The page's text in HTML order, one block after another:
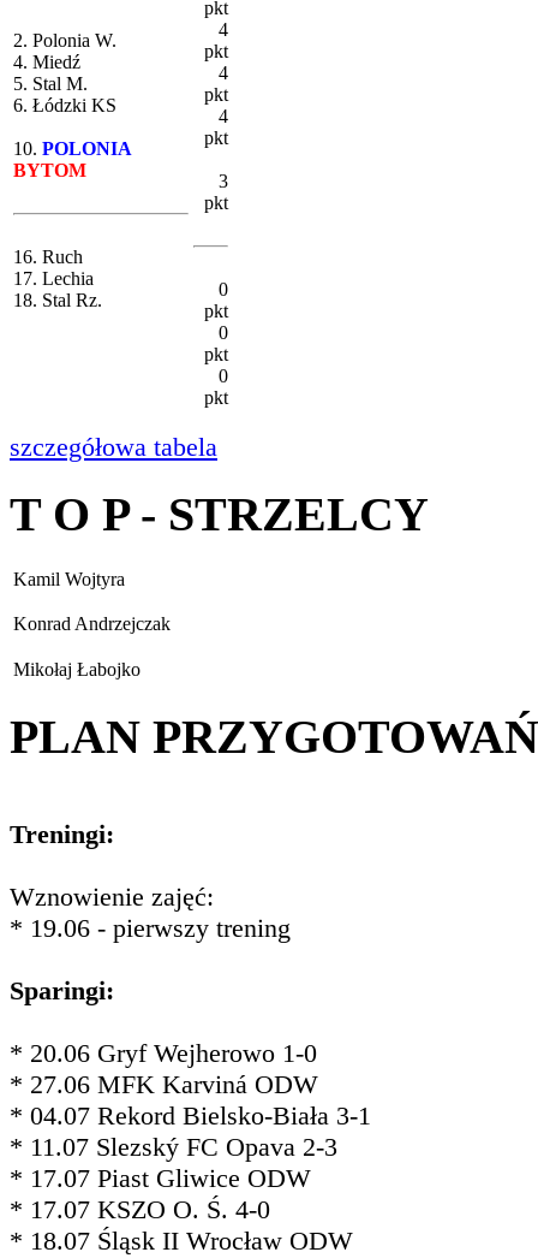
2. Polonia W.
4. Miedź
5. Stal M.
6. Łódzki KS
10. POLONIA
BYTOM
16. Ruch
17. Lechia
18. Stal Rz.
pkt
4
pkt
4
pkt
4
pkt
3
pkt
0
pkt
0
pkt
0
pkt
szczegółowa tabela
T O P - STRZELCY
Kamil Wojtyra
Konrad Andrzejczak
Mikołaj Łabojko
PLAN PRZYGOTOWAŃ
Treningi:
Wznowienie zajęć:
* 19.06 - pierwszy trening
Sparingi:
* 20.06 Gryf Wejherowo 1-0
* 27.06 MFK Karviná ODW
* 04.07 Rekord Bielsko-Biała 3-1
* 11.07 Slezský FC Opava 2-3
* 17.07 Piast Gliwice ODW
* 17.07 KSZO O. Ś. 4-0
* 18.07 Śląsk II Wrocław ODW